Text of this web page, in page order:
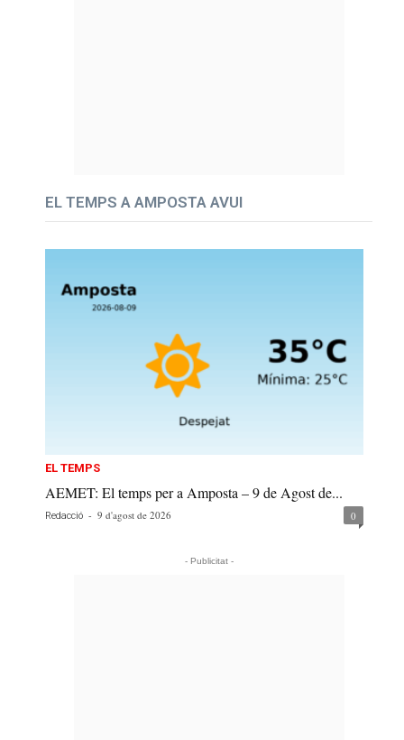
EL TEMPS A AMPOSTA AVUI
EL TEMPS
AEMET: El temps per a Amposta – 9 de Agost de...
Redacció - 9 d'agost de 2026 0
- Publicitat -